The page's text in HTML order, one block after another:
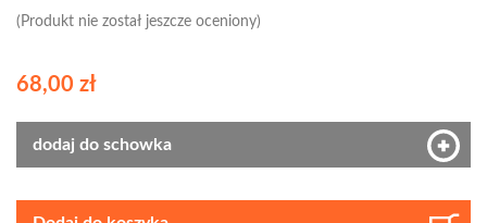
(Produkt nie został jeszcze oceniony)
68,00 zł
dodaj do schowka